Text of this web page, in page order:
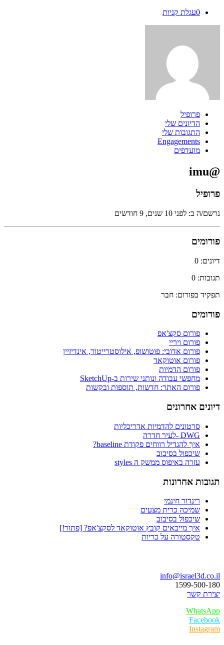
0עגלת קניות
פרופיל
הדיונים שלי
התגובות שלי
Engagements
מועדפים
@imu
פרופיל
נרשם/ה ב: לפני 10 שנים, 9 חודשים
פורומים
דיונים: 0
תגובות: 0
תפקיד בפורום: חבר
פורומים
פורום סקצ'אפ
פורום ויריי
פורום אדובי: פוטושופ, אילוסטרייטור, אינדיזיין
פורום אוטוקאד
פורום הדמיות
מחפשי עבודה ונותני שירות ב-SketchUp
פורום האתר: חדשות, תוספות ובקשות
דיונים אחרונים
סרטונים להדמיות אדריכליות
DWG -לעיר חדרה
איך להגדיל רווחים פקודת baseline?
שיכפול בסיבוב
עזרה באיפוס ממשק ה styles
תגובות אחרונות
רינדור חינמי
שמיכה כרית מצעים
שיכפול בסיבוב
איך מייבאים קובץ אוטוקאד לסקצ'אפ? [פתור!]
טקסטורה על כריות
info@israel3d.co.il
1599-500-180
יצירת קשר
WhatsApp
Facebook
Instagram